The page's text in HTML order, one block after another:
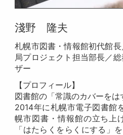
淺野 隆夫
札幌市図書・情報館初代館
局プロジェクト担当部長／
ザー
【プロフィール】
図書館の「常識のカバーをは
2014年に札幌市電子図書館
幌市図書・情報館の立ち上
「はたらくをらくにする」